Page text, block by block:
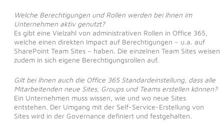
Welche Berechtigungen und Rollen werden bei Ihnen im
Unternehmen aktiv genutzt?
Es gibt eine Vielzahl von administrativen Rollen in Office 365,
welche einen direkten Impact auf Berechtigungen – u.a. auf
SharePoint Team Sites – haben. Die einzelnen Team Sites weisen
zudem in sich eigene Berechtigungsrollen auf.
Gilt bei Ihnen auch die Office 365 Standardeinstellung, dass alle
Mitarbeitenden neue Sites, Groups und Teams erstellen können?
Ein Unternehmen muss wissen, wie und wo neue Sites
entstehen. Der Umgang mit der Self-Service-Erstellung von
Sites wird in der Governance definiert und festgehalten.